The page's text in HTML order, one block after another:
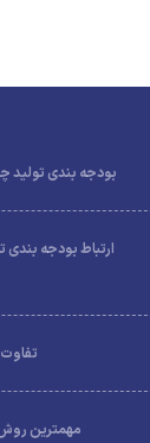
بودجه‌ بندی تولید
ارتباط بودجه‌
مهمترین